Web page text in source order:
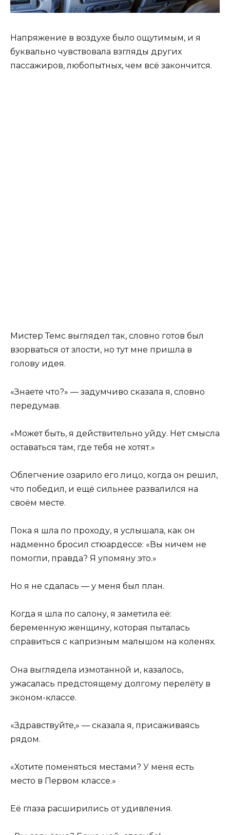
Напряжение в воздухе было ощутимым, и я
буквально чувствовала взгляды других
пассажиров, любопытных, чем всё закончится.
Мистер Темс выглядел так, словно готов был
взорваться от злости, но тут мне пришла в
голову идея.
«Знаете что?» — задумчиво сказала я, словно
передумав.
«Может быть, я действительно уйду. Нет смысла
оставаться там, где тебя не хотят.»
Облегчение озарило его лицо, когда он решил,
что победил, и ещё сильнее развалился на
своём месте.
Пока я шла по проходу, я услышала, как он
надменно бросил стюардессе: «Вы ничем не
помогли, правда? Я упомяну это.»
Но я не сдалась — у меня был план.
Когда я шла по салону, я заметила её:
беременную женщину, которая пыталась
справиться с капризным малышом на коленях.
Она выглядела измотанной и, казалось,
ужасалась предстоящему долгому перелёту в
эконом-классе.
«Здравствуйте,» — сказала я, присаживаясь
рядом.
«Хотите поменяться местами? У меня есть
место в Первом классе.»
Её глаза расширились от удивления.